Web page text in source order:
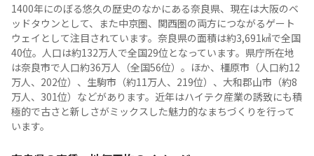
1400年にのぼる悠久の歴史のなかにある奈良県、現在は大阪のベ
ッドタウンとして、また中京圏、関西圏の両方につながるゲート
ウェイとして注目されています。奈良県の面積は約3,691㎢で全国
40位。人口は約132万人で全国29位となっています。県庁所在地
は奈良市で人口約36万人（全国56位）。ほか、橿原市（人口約12
万人、202位）、生駒市（約11万人、219位）、大和郡山市（約8
万人、301位）などがあります。近年はハイテク産業の誘致にも積
極的で古さと新しさがミックスした魅力的なまちづくりを行って
います。